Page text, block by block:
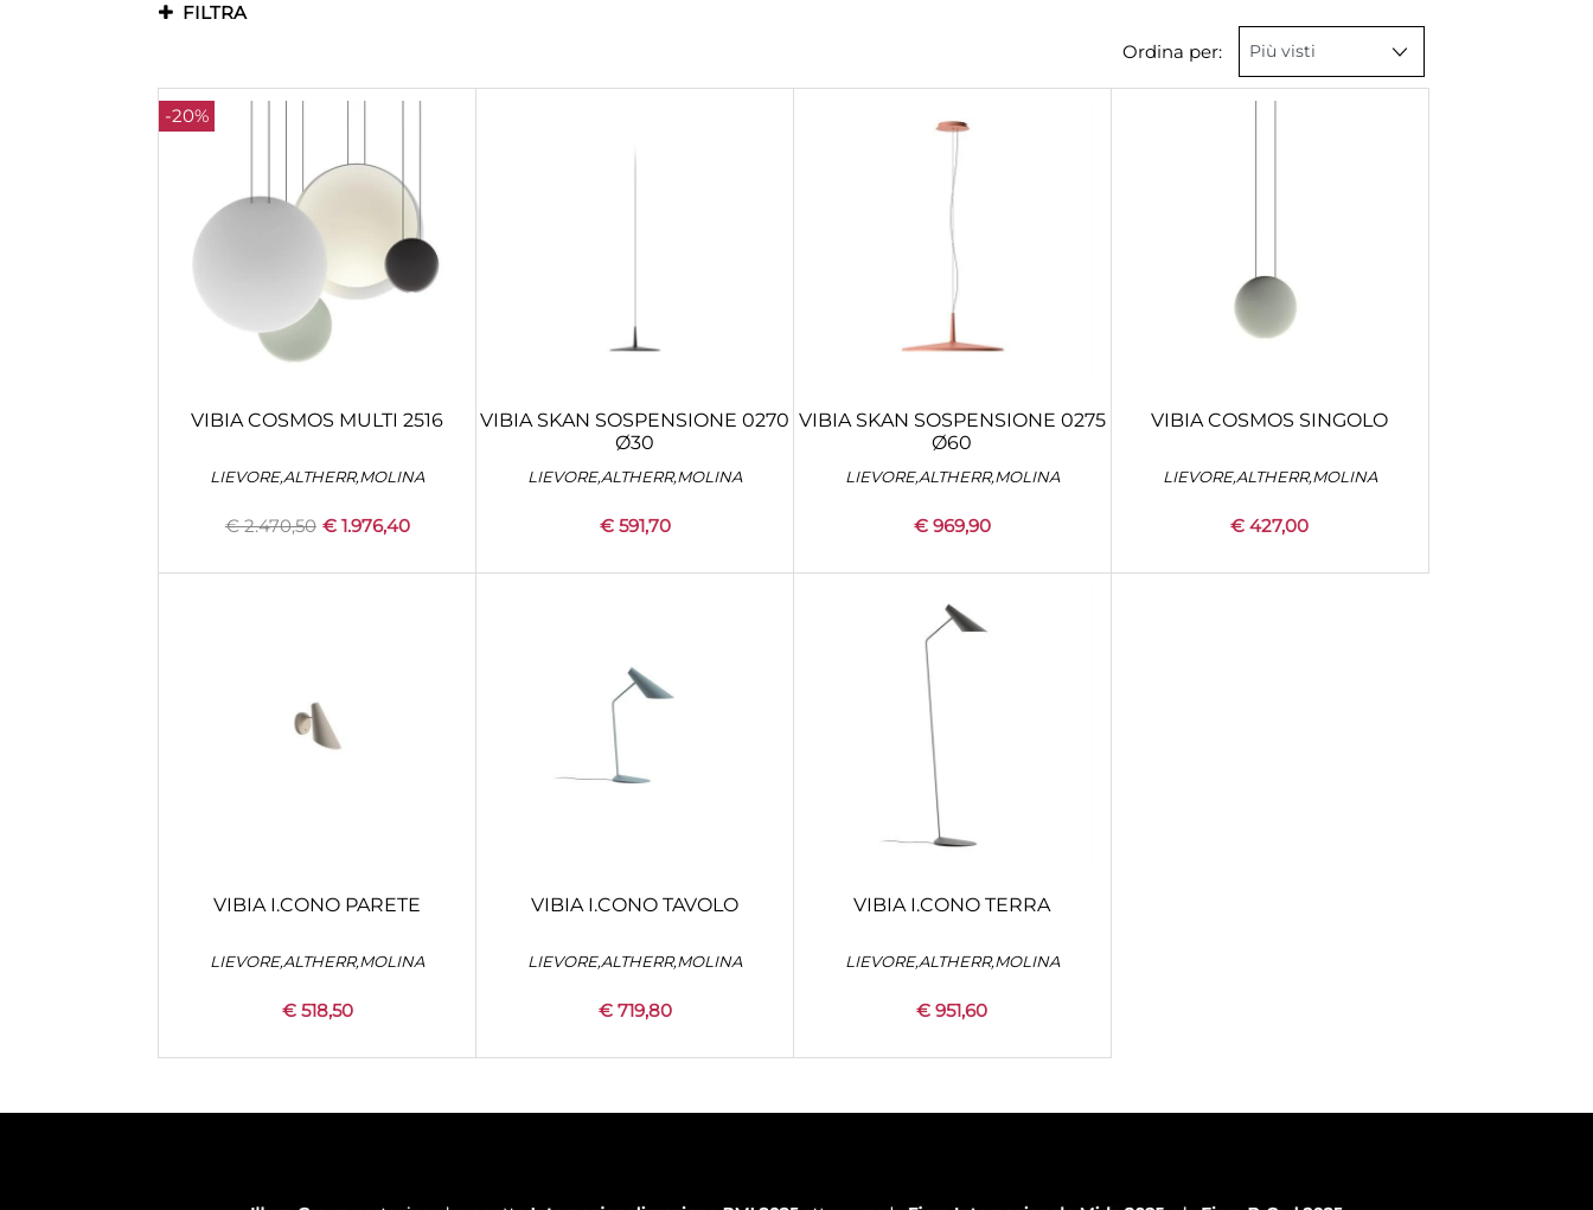
FILTRA
Ordina per:
-20%
Quantity
CONFIGURA
VIBIA COSMOS MULTI 2516
LIEVORE,ALTHERR,MOLINA
€ 2.470,50 € 1.976,40 Quantity
CONFIGURA
VIBIA SKAN SOSPENSIONE 0270
Ø30
LIEVORE,ALTHERR,MOLINA
€ 591,70 Quantity
CONFIGURA
VIBIA SKAN SOSPENSIONE 0275
Ø60
LIEVORE,ALTHERR,MOLINA
€ 969,90 Quantity
CONFIGURA
VIBIA COSMOS SINGOLO
LIEVORE,ALTHERR,MOLINA
€ 427,00
Quantity
CONFIGURA
VIBIA I.CONO PARETE
LIEVORE,ALTHERR,MOLINA
€ 518,50 Quantity
CONFIGURA
VIBIA I.CONO TAVOLO
LIEVORE,ALTHERR,MOLINA
€ 719,80 Quantity
CONFIGURA
VIBIA I.CONO TERRA
LIEVORE,ALTHERR,MOLINA
€ 951,60